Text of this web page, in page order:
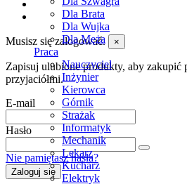
Dla Brata
Dla Wujka
Dla Męża
Praca
Nauczyciel
Inżynier
Kierowca
Górnik
Strażak
Informatyk
Mechanik
Lekarz
Kucharz
Elektryk
Musisz się zalogować. ×
Zapisuj ulubione produkty, aby zakupić
przyjaciółmi.
E-mail
Hasło
Nie pamiętasz hasła?
Zaloguj się